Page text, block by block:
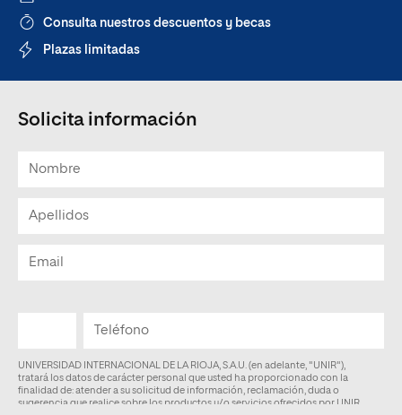
Consulta nuestros descuentos y becas
Plazas limitadas
Solicita información